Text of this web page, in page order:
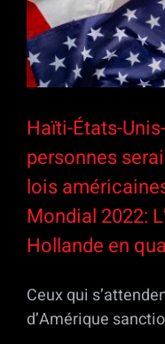
Haïti-États-
personnes
lois
Mondial 2022:
Hollande en
Ceux qui
d’Amérique